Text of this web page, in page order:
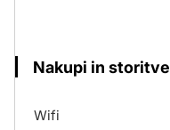
Nakupi in storitve
Wifi